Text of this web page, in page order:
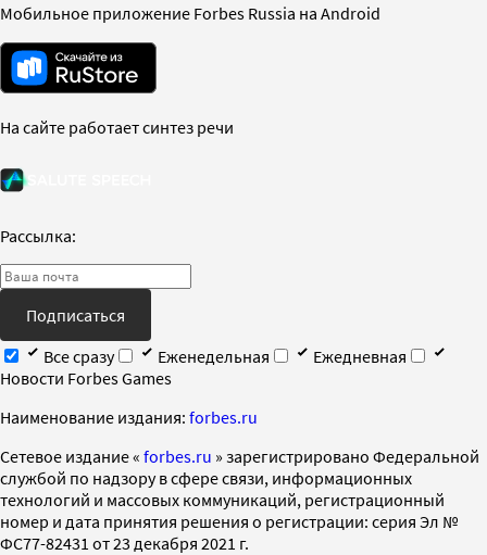
Мобильное приложение Forbes Russia на Android
На сайте работает синтез речи
Рассылка:
Подписаться
Все сразу
Еженедельная
Ежедневная
Новости Forbes Games
Наименование издания: forbes.ru
Cетевое издание « forbes.ru » зарегистрировано Федеральной
службой по надзору в сфере связи, информационных
технологий и массовых коммуникаций, регистрационный
номер и дата принятия решения о регистрации: серия Эл №
ФС77-82431 от 23 декабря 2021 г.